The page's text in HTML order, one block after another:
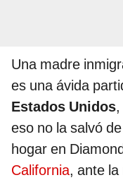
Una madre
es una ávida
Estados Unidos,
eso no la salvó
hogar en
California, ante la